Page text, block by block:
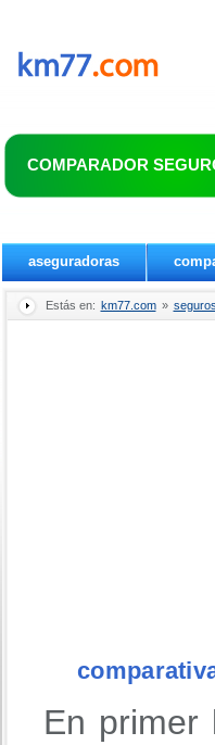
COMPARADOR
aseguradoras
Estás en: km77.com » seguros
En primer